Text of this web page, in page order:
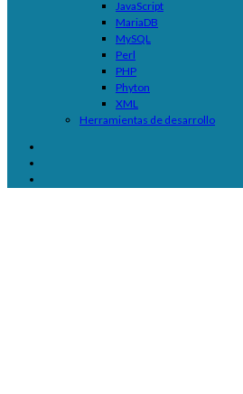
JavaScript
MariaDB
MySQL
Perl
PHP
Phyton
XML
Herramientas de desarrollo